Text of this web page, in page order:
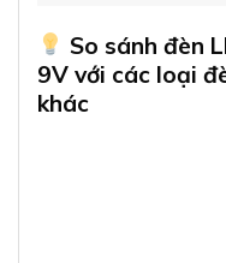
So sánh đèn
9V với các loại
khác